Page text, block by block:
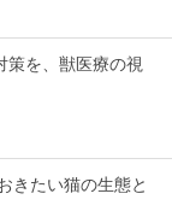
策を、獣医療の視
きたい猫の生態と